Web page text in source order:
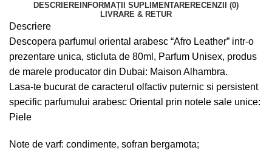
DESCRIERE INFORMAȚII SUPLIMENTARERECENZII (0)
LIVRARE & RETUR
Descriere
Descopera parfumul oriental arabesc “Afro Leather” intr-o
prezentare unica, sticluta de 80ml, Parfum Unisex, produs
de marele producator din Dubai: Maison Alhambra.
Lasa-te bucurat de caracterul olfactiv puternic si persistent
specific parfumului arabesc Oriental prin notele sale unice:
Piele
Note de varf: condimente, sofran bergamota;